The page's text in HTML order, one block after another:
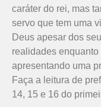
caráter do rei, mas
servo que tem uma
Deus apesar dos
realidades
apresentando uma
Faça a leitura de
14, 15 e 16 do